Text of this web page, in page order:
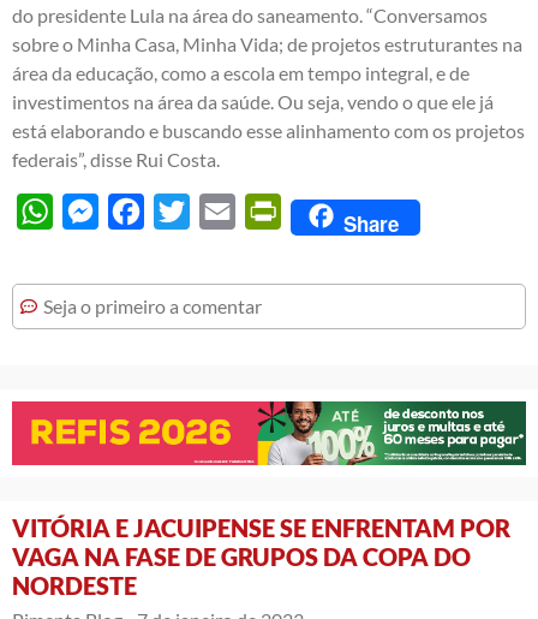
do presidente Lula na área do saneamento. “Conversamos
sobre o Minha Casa, Minha Vida; de projetos estruturantes na
área da educação, como a escola em tempo integral, e de
investimentos na área da saúde. Ou seja, vendo o que ele já
está elaborando e buscando esse alinhamento com os projetos
federais”, disse Rui Costa.
WhatsAppMessengerFacebook
Twitter Email PrintFriendly
Share
Seja o primeiro a comentar
VITÓRIA E JACUIPENSE SE ENFRENTAM POR
VAGA NA FASE DE GRUPOS DA COPA DO
NORDESTE